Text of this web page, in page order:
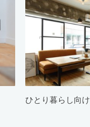
ひとり暮らし向け